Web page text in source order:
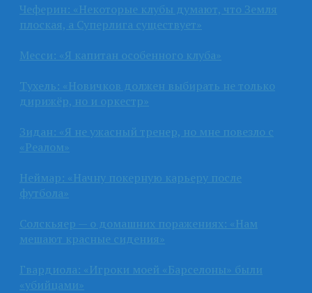
Чеферин: «Некоторые клубы думают, что Земля
плоская, а Суперлига существует»
Месси: «Я капитан особенного клуба»
Тухель: «Новичков должен выбирать не только
дирижёр, но и оркестр»
Зидан: «Я не ужасный тренер, но мне повезло с
«Реалом»
Неймар: «Начну покерную карьеру после
футбола»
Солскьяер — о домашних поражениях: «Нам
мешают красные сидения»
Гвардиола: «Игроки моей «Барселоны» были
«убийцами»